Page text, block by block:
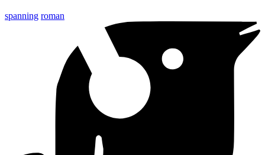
spanning roman